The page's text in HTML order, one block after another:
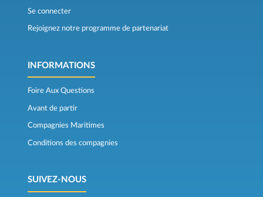
Se connecter
Rejoignez notre programme de partenariat
INFORMATIONS
Foire Aux Questions
Avant de partir
Compagnies Maritimes
Conditions des compagnies
SUIVEZ-NOUS